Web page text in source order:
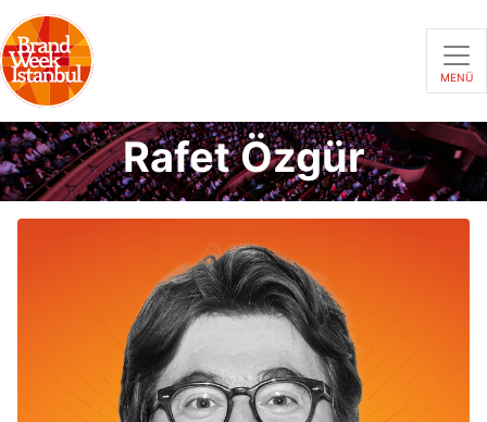
MENÜ
Rafet Özgür